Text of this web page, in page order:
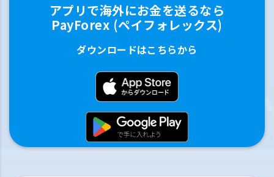
アプリで海外にお金を送るなら
PayForex (ペイフォレックス)
ダウンロードはこちらから